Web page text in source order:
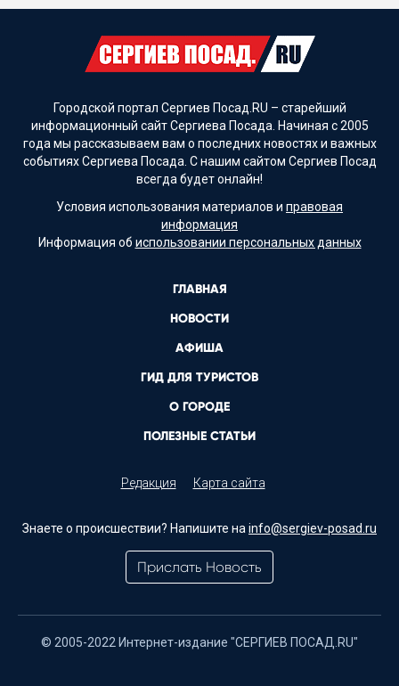
Городской портал Сергиев Посад.RU – старейший
информационный сайт Сергиева Посада. Начиная с 2005
года мы рассказываем вам о последних новостях и важных
событиях Сергиева Посада. С нашим сайтом Сергиев Посад
всегда будет онлайн!
Условия использования материалов и правовая
информация
Информация об использовании персональных данных
ГЛАВНАЯ
НОВОСТИ
АФИША
ГИД ДЛЯ ТУРИСТОВ
О ГОРОДЕ
ПОЛЕЗНЫЕ СТАТЬИ
Редакция Карта сайта
Знаете о происшествии? Напишите наinfo@sergiev-posad.ru
Прислать Новость
© 2005-2022 Интернет-издание "СЕРГИЕВ ПОСАД.RU"